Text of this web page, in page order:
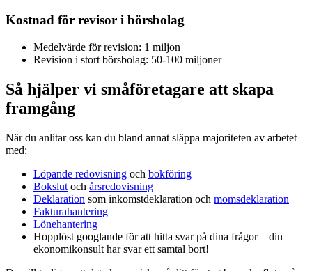
Kostnad för revisor i börsbolag
Medelvärde för revision: 1 miljon
Revision i stort börsbolag: 50-100 miljoner
Så hjälper vi småföretagare att skapa
framgång
När du anlitar oss kan du bland annat släppa majoriteten av arbetet
med:
Löpande redovisning och bokföring
Bokslut och årsredovisning
Deklaration som inkomstdeklaration och momsdeklaration
Fakturahantering
Lönehantering
Hopplöst googlande för att hitta svar på dina frågor – din
ekonomikonsult har svar ett samtal bort!